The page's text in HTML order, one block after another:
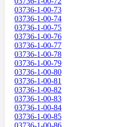
03736-1-00-73
03736-1-00-74
03736-1-00-75
03736-1-00-76
03736-1-00-77
03736-1-00-78
03736-1-00-79
03736-1-00-80
03736-1-00-81
03736-1-00-82
03736-1-00-83
03736-1-00-84
03736-1-00-85
03736-1-00-86